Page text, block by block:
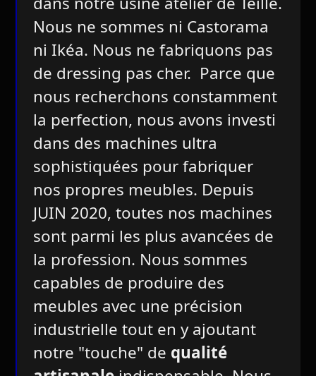
Nous ne sommes ni Castorama
ni Ikéa. Nous ne fabriquons pas
de dressing pas cher. Parce que
nous recherchons constamment
la perfection, nous avons investi
dans des machines ultra
sophistiquées pour fabriquer
nos propres meubles. Depuis
JUIN 2020, toutes nos machines
sont parmi les plus avancées de
la profession. Nous sommes
capables de produire des
meubles avec une précision
industrielle tout en y ajoutant
notre "touche" de qualité